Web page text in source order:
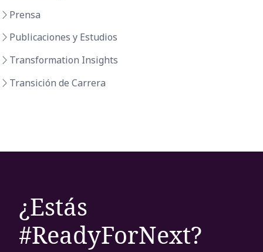
Prensa
Publicaciones y Estudios
Transformation Insights
Transición de Carrera
¿Estás
#ReadyForNext?